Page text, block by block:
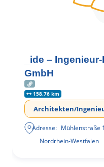
_ide –
GmbH
158.76 km
Architekten/
Adresse: Mühlenstraße
Nordrhein-Westfalen